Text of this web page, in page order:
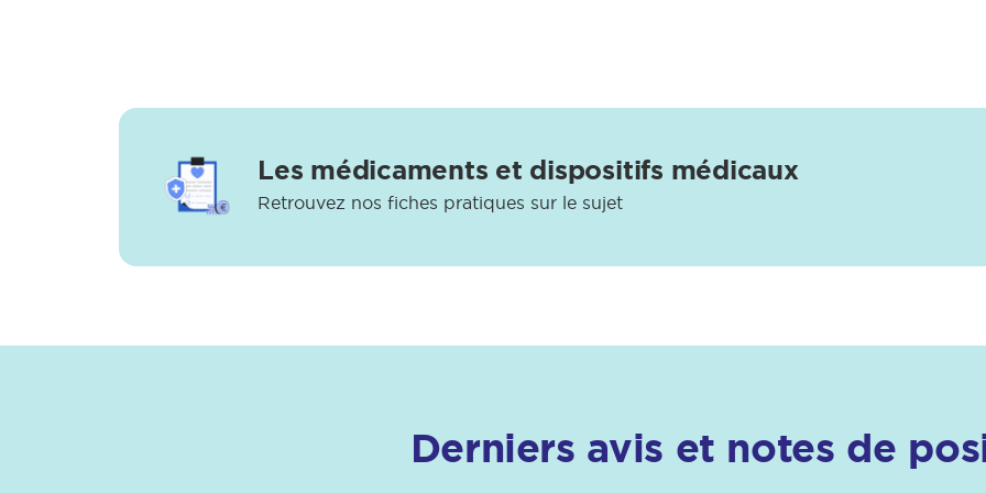
Les médicaments et dispositifs médicaux
Retrouvez nos fiches pratiques sur le sujet
Derniers avis et notes de